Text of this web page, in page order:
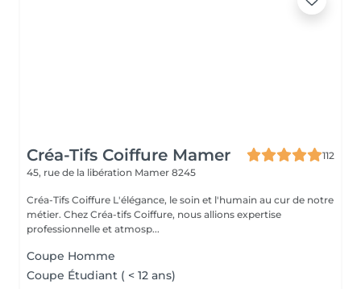
Créa-Tifs Coiffure Mamer
112
45, rue de la libération Mamer 8245
Créa-Tifs Coiffure L'élégance, le soin et l'humain au cur de notre
métier. Chez Créa-tifs Coiffure, nous allions expertise
professionnelle et atmosp...
Coupe Homme
Coupe Étudiant ( < 12 ans)